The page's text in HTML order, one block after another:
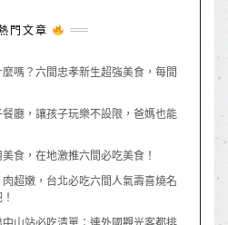
門文章
嗎？六間忠孝新生超強美食，每間
廳，讓孩子玩樂不設限，爸媽也能
食，在地激推六間必吃美食！
超嫩，台北必吃六間人氣壽喜燒名